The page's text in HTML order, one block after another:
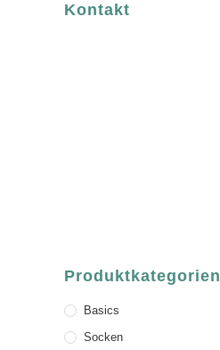
Kontakt
Produktkategorien
Basics
Socken